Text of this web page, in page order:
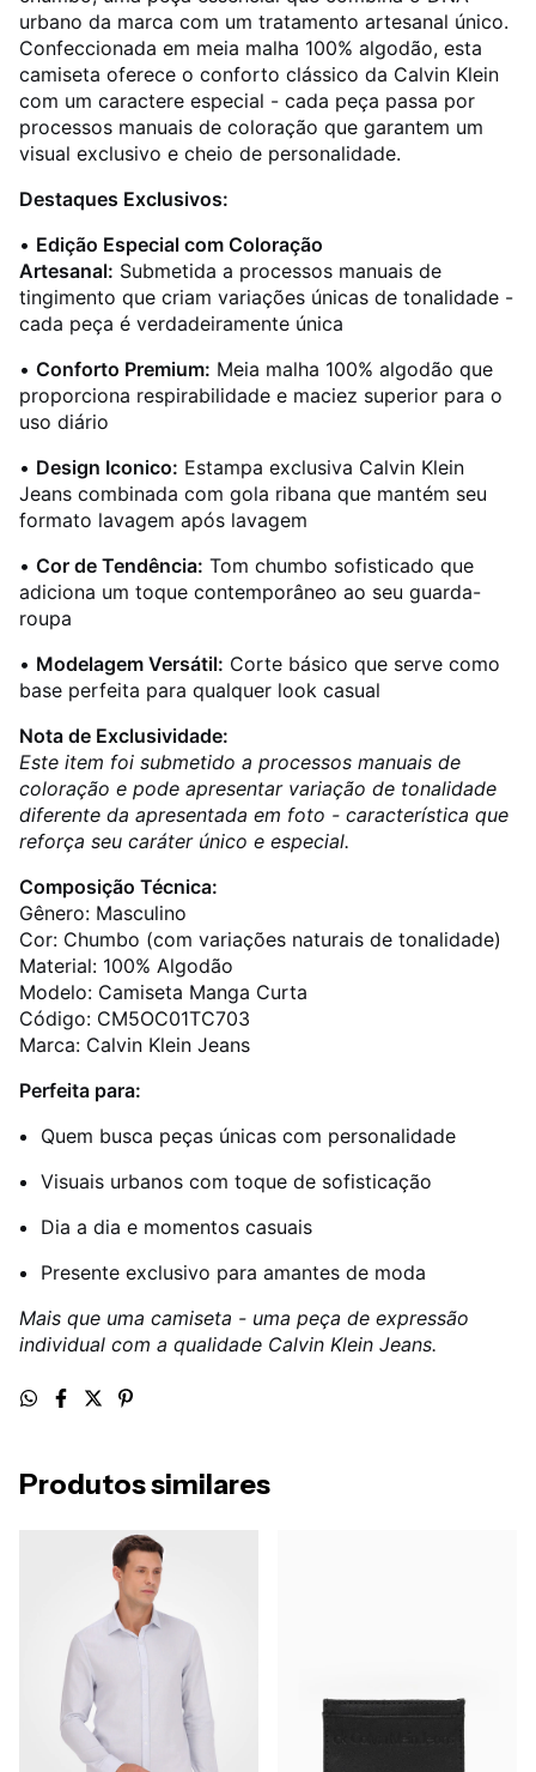
urbano da marca com um tratamento artesanal único.
Confeccionada em meia malha 100% algodão, esta
camiseta oferece o conforto clássico da Calvin Klein
com um caractere especial - cada peça passa por
processos manuais de coloração que garantem um
visual exclusivo e cheio de personalidade.
Destaques Exclusivos:
• Edição Especial com Coloração
Artesanal: Submetida a processos manuais de
tingimento que criam variações únicas de tonalidade -
cada peça é verdadeiramente única
• Conforto Premium: Meia malha 100% algodão que
proporciona respirabilidade e maciez superior para o
uso diário
• Design Iconico: Estampa exclusiva Calvin Klein
Jeans combinada com gola ribana que mantém seu
formato lavagem após lavagem
• Cor de Tendência: Tom chumbo sofisticado que
adiciona um toque contemporâneo ao seu guarda-
roupa
• Modelagem Versátil: Corte básico que serve como
base perfeita para qualquer look casual
Nota de Exclusividade:
Este item foi submetido a processos manuais de
coloração e pode apresentar variação de tonalidade
diferente da apresentada em foto - característica que
reforça seu caráter único e especial.
Composição Técnica:
Gênero: Masculino
Cor: Chumbo (com variações naturais de tonalidade)
Material: 100% Algodão
Modelo: Camiseta Manga Curta
Código: CM5OC01TC703
Marca: Calvin Klein Jeans
Perfeita para:
Quem busca peças únicas com personalidade
Visuais urbanos com toque de sofisticação
Dia a dia e momentos casuais
Presente exclusivo para amantes de moda
Mais que uma camiseta - uma peça de expressão
individual com a qualidade Calvin Klein Jeans.
Produtos similares